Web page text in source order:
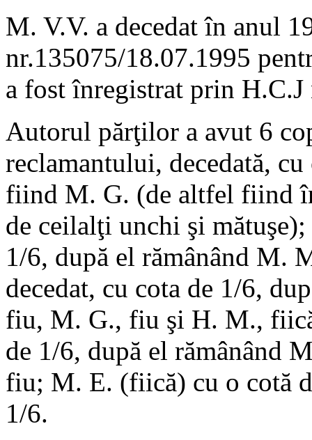
M. V.V. a decedat în anul
nr.135075/18.07.1995
a fost înregistrat prin
Autorul părţilor a avut 6
reclamantului, decedată,
fiind M. G. (de altfel fiind
de ceilalţi unchi şi
1/6, după el rămânând
decedat, cu cota de 1/6,
fiu, M. G., fiu şi H. M.,
de 1/6, după el rămânând
fiu; M. E. (fiică) cu o cotă
1/6.